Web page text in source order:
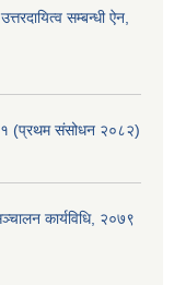
सम्बन्धी ऐन,
(प्रथम संसोधन २०८२)
कार्यविधि, २०७९